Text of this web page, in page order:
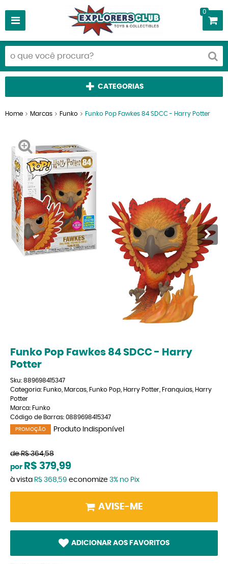
0
CATEGORIAS
Home Marcas Funko Funko Pop Fawkes 84 SDCC - Harry Potter
Funko Pop Fawkes 84 SDCC - Harry
Potter
Sku: 889698415347
Categoria: Funko Marcas Funko Pop Harry Potter Franquias Harry
Potter
Marca: Funko
Código de Barras: 0889698415347
PROMOÇÃO Produto Indisponível
de R$ 364,58
por R$ 379,99
à vista R$ 368,59 economize 3% no Pix
AVISE-ME
ADICIONAR AOS FAVORITOS